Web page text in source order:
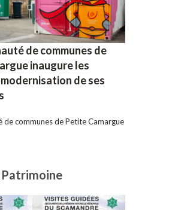
de communes de
inaugure les
de ses
de communes de Petite Camargue